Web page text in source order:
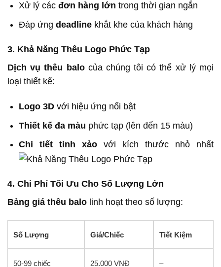
Xử lý các đơn hàng lớn trong thời gian ngắn
Đáp ứng deadlinekhắt khe của khách hàng
3. Khả Năng Thêu Logo Phức Tạp
Dịch vụ thêu balocủa chúng tôi có thể xử lý mọi
loại thiết kế:
Logo 3Dvới hiệu ứng nổi bật
Thiết kế đa màu phức tạp (lên đến 15 màu)
Chi tiết tinh xảovới kích thước nhỏ nhất
4. Chi Phí Tối Ưu Cho Số Lượng Lớn
Bảng giá thêu balo linh hoạt theo số lượng:
Số Lượng Giá/Chiếc Tiết Kiệm
50-99 chiếc 25.000 VNĐ –